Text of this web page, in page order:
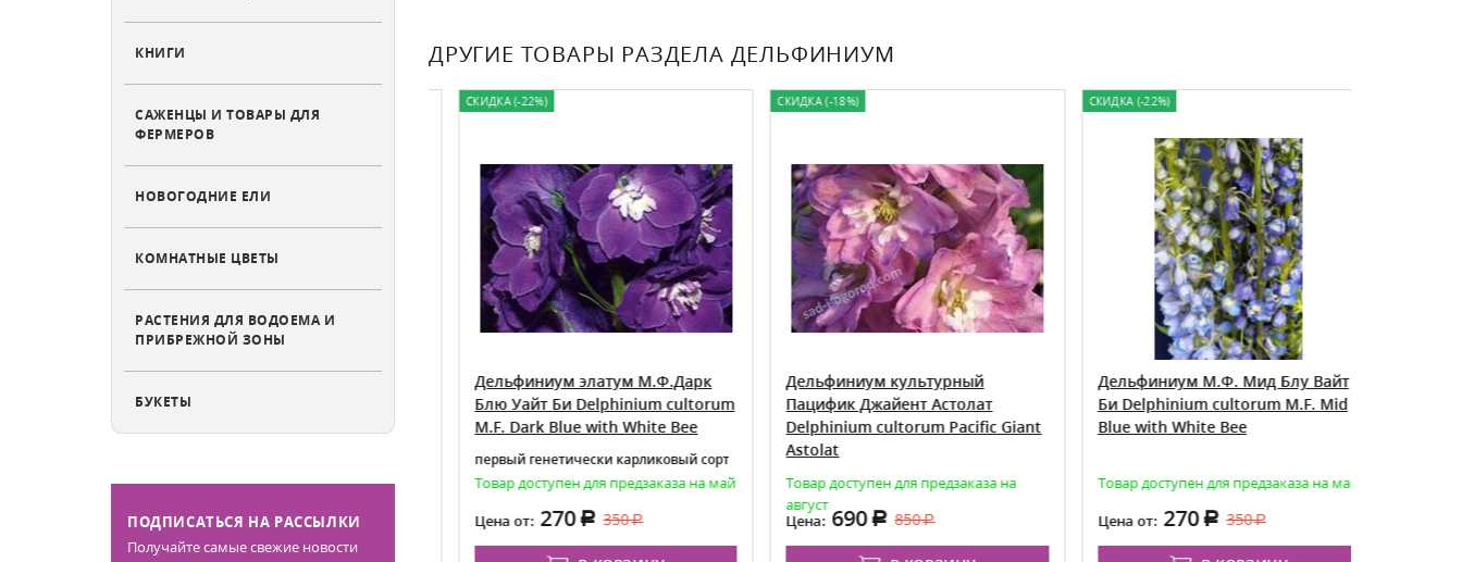
КНИГИ
САЖЕНЦЫ И ТОВАРЫ ДЛЯ
ФЕРМЕРОВ
НОВОГОДНИЕ ЕЛИ
КОМНАТНЫЕ ЦВЕТЫ
РАСТЕНИЯ ДЛЯ ВОДОЕМА И
ПРИБРЕЖНОЙ ЗОНЫ
БУКЕТЫ
ПОДПИСАТЬСЯ НА РАССЫЛКИ
Получайте самые свежие новости
ДРУГИЕ ТОВАРЫ РАЗДЕЛА ДЕЛЬФИНИУМ
М.Ф.Черри Блоссом Вайт Би
Есть в наличии
Цена: 270
СКИДКА (-22%)
Дельфиниум элатум М.Ф.Дарк
Блю Уайт Би Delphinium cultorum
M.F. Dark Blue with White Bee
первый генетически карликовый сорт
Товар доступен для предзаказа на май
Цена от: 270 350
СКИДКА (-18%)
Дельфиниум культурный
Пацифик Джайент Астолат
Delphinium cultorum Pacific Giant
Astolat
Товар доступен для предзаказа на
август
Цена: 690 850
СКИДКА (-22%)
Дельфиниум М.Ф. Мид Блу Вайт
Би Delphinium cultorum M.F. Mid
Blue with White Bee
Товар доступен для предзаказа на май
Цена от: 270 350